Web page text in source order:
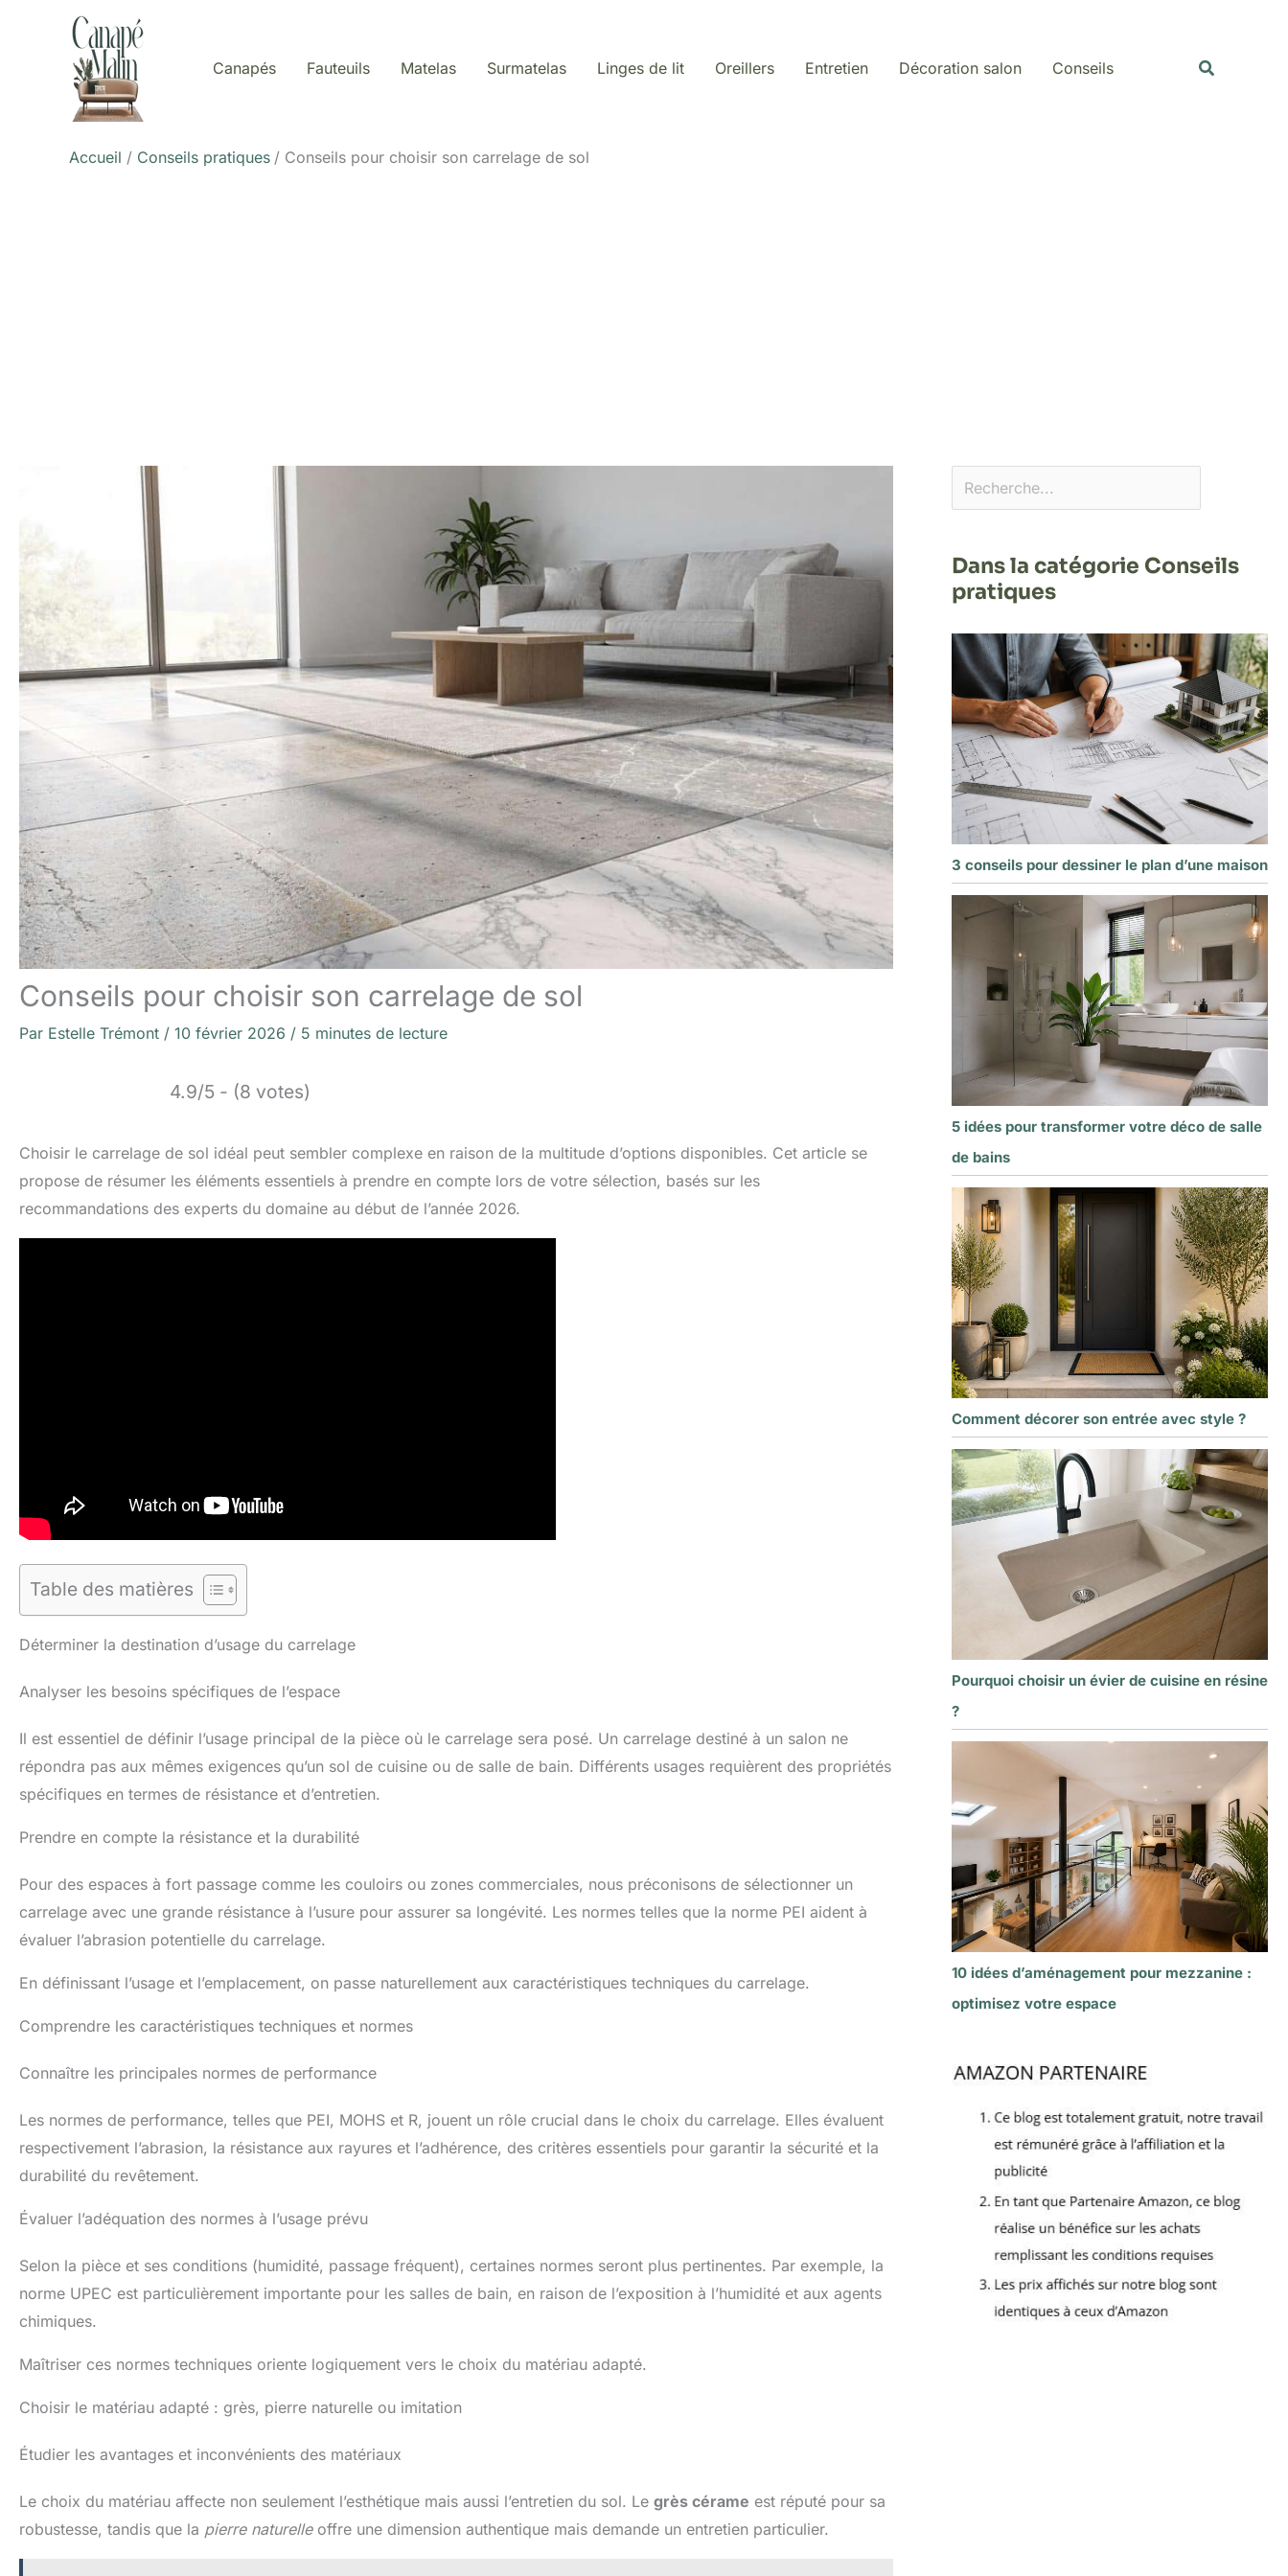
Canapés Fauteuils Matelas Surmatelas Linges de lit Oreillers Entretien Décoration salon Conseils
Accueil Conseils pratiques Conseils pour choisir son carrelage de sol
Conseils pour choisir son carrelage de sol
Par Estelle Trémont / 10 février 2026 / 5 minutes de lecture
4.9/5 - (8 votes)
Choisir le carrelage de sol idéal peut sembler complexe en raison de la multitude d’options disponibles. Cet article se
propose de résumer les éléments essentiels à prendre en compte lors de votre sélection, basés sur les
recommandations des experts du domaine au début de l’année 2026.
Table des matières
Déterminer la destination d’usage du carrelage
Analyser les besoins spécifiques de l’espace
Il est essentiel de définir l’usage principal de la pièce où le carrelage sera posé. Un carrelage destiné à un salon ne
répondra pas aux mêmes exigences qu’un sol de cuisine ou de salle de bain. Différents usages requièrent des propriétés
spécifiques en termes de résistance et d’entretien.
Prendre en compte la résistance et la durabilité
Pour des espaces à fort passage comme les couloirs ou zones commerciales, nous préconisons de sélectionner un
carrelage avec une grande résistance à l’usure pour assurer sa longévité. Les normes telles que la norme PEI aident à
évaluer l’abrasion potentielle du carrelage.
En définissant l’usage et l’emplacement, on passe naturellement aux caractéristiques techniques du carrelage.
Comprendre les caractéristiques techniques et normes
Connaître les principales normes de performance
Les normes de performance, telles que PEI, MOHS et R, jouent un rôle crucial dans le choix du carrelage. Elles évaluent
respectivement l’abrasion, la résistance aux rayures et l’adhérence, des critères essentiels pour garantir la sécurité et la
durabilité du revêtement.
Évaluer l’adéquation des normes à l’usage prévu
Selon la pièce et ses conditions (humidité, passage fréquent), certaines normes seront plus pertinentes. Par exemple, la
norme UPEC est particulièrement importante pour les salles de bain, en raison de l’exposition à l’humidité et aux agents
chimiques.
Maîtriser ces normes techniques oriente logiquement vers le choix du matériau adapté.
Choisir le matériau adapté : grès, pierre naturelle ou imitation
Étudier les avantages et inconvénients des matériaux
Le choix du matériau affecte non seulement l’esthétique mais aussi l’entretien du sol. Le grès cérame est réputé pour sa
robustesse, tandis que la pierre naturelleoffre une dimension authentique mais demande un entretien particulier.
Dans la catégorie Conseils
pratiques
3 conseils pour dessiner le plan d’une maison
5 idées pour transformer votre déco de salle
de bains
Comment décorer son entrée avec style ?
Pourquoi choisir un évier de cuisine en résine
?
10 idées d’aménagement pour mezzanine :
optimisez votre espace